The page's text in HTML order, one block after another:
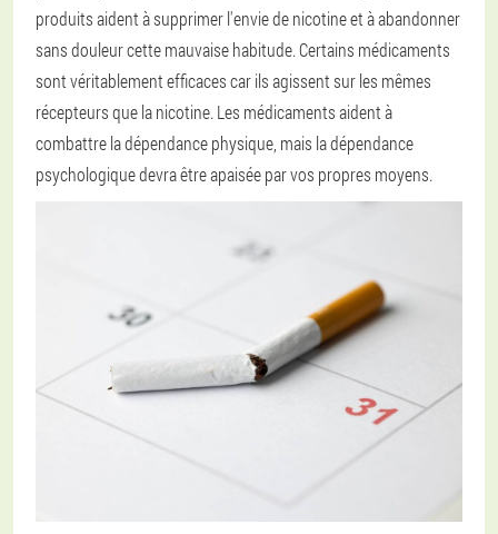
produits aident à supprimer l'envie de nicotine et à abandonner
sans douleur cette mauvaise habitude. Certains médicaments
sont véritablement efficaces car ils agissent sur les mêmes
récepteurs que la nicotine. Les médicaments aident à
combattre la dépendance physique, mais la dépendance
psychologique devra être apaisée par vos propres moyens.